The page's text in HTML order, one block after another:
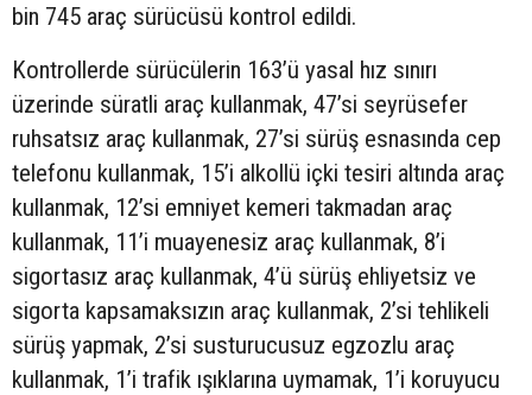
bin 745 araç sürücüsü kontrol edildi.
Kontrollerde sürücülerin 163’ü yasal hız sınırı
üzerinde süratli araç kullanmak, 47’si seyrüsefer
ruhsatsız araç kullanmak, 27’si sürüş esnasında cep
telefonu kullanmak, 15’i alkollü içki tesiri altında araç
kullanmak, 12’si emniyet kemeri takmadan araç
kullanmak, 11’i muayenesiz araç kullanmak, 8’i
sigortasız araç kullanmak, 4’ü sürüş ehliyetsiz ve
sigorta kapsamaksızın araç kullanmak, 2’si tehlikeli
sürüş yapmak, 2’si susturucusuz egzozlu araç
kullanmak, 1’i trafik ışıklarına uymamak, 1’i koruyucu